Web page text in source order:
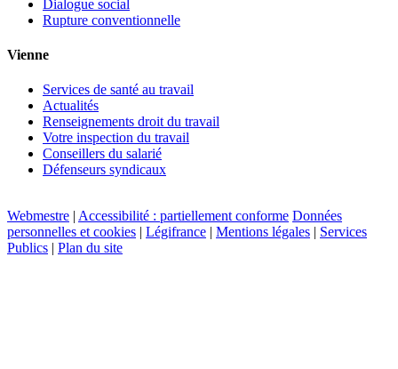
Dialogue social
Rupture conventionnelle
Vienne
Services de santé au travail
Actualités
Renseignements droit du travail
Votre inspection du travail
Conseillers du salarié
Défenseurs syndicaux
Webmestre | Accessibilité : partiellement conforme Données
personnelles et cookies | Légifrance | Mentions légales | Services
Publics | Plan du site